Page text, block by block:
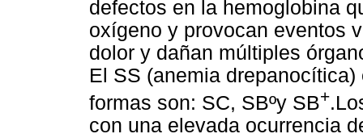
defectos en la hemoglobina
oxígeno y provocan eventos
dolor y dañan múltiples
El SS (anemia
formas son: SC, SBºy SB+
con una elevada ocurrencia